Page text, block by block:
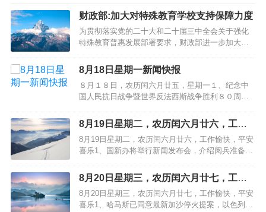
财政部:加大对特殊教育学校支持保障力度
为贯彻落实党的二十大和二十届三中全会关于强化
特殊教育普惠发展部署要求，财政部进一步加大对
４２．５亿元，比上年增加６．１亿元，增长１
６．８％。一是提高补助标准。２０２５年春季学
期，支持地方将义务教育阶段特殊教育学校和随班
就读残疾学生生均公用经费补助标准由每生…
8月18日星期一新闻快报
８月１８日，农历闰六月廿五，星期一１、纪念中
国人民抗日战争暨世界反法西斯战争胜利８０周年
机器人运动会落幕，世界人形机器人运动联合会宣
告成立；第二届将于２０２６年８月在北京举办；
３、成都世运会闭幕：产生２３３枚金牌，中国队
获３６金１７银１１铜位居金牌、奖牌榜…
8月19日星期二，农历闰六月廿六，工作
愉快，平安喜乐
8月19日星期二，农历闰六月廿六，工作愉快，平安
喜乐1、国新办将举行新闻发布会，介绍阅兵准备工
者创始人曾是阿里研究员3、新疆维吾尔自治区财政
厅原厅长郝磊履新伊犁州党委副书记4、胖东来新店
招聘900人，保安保洁要求本科学历5、麦当劳经典
奶昔限时回归，门店…
8月20日星期三，农历闰六月廿七，工作
愉快，平安喜乐
8月20日星期三，农历闰六月廿七，工作愉快，平安
喜乐1、哈马斯已同意最新加沙停火提案，以色列准